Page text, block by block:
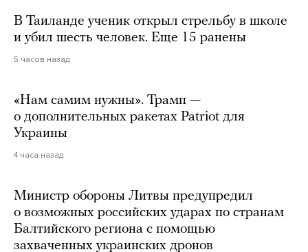
В Таиланде ученик открыл стрельбу в школе
и убил шесть человек. Еще 15 ранены
5 часов назад
«Нам самим нужны». Трамп —
о дополнительных ракетах Patriot для
Украины
4 часа назад
Министр обороны Литвы предупредил
о возможных российских ударах по странам
Балтийского региона с помощью
захваченных украинских дронов